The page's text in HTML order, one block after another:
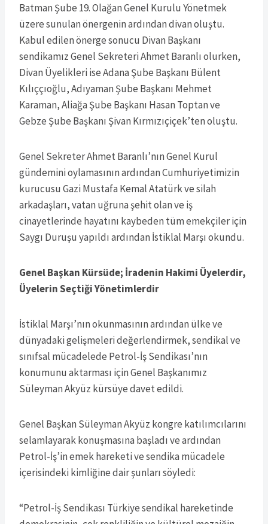
Batman Şube 19. Olağan Genel Kurulu Yönetmek
üzere sunulan önergenin ardından divan oluştu.
Kabul edilen önerge sonucu Divan Başkanı
sendikamız Genel Sekreteri Ahmet Baranlı olurken,
Divan Üyelikleri ise Adana Şube Başkanı Bülent
Kılıççıoğlu, Adıyaman Şube Başkanı Mehmet
Karaman, Aliağa Şube Başkanı Hasan Toptan ve
Gebze Şube Başkanı Şivan Kırmızıçiçek’ten oluştu.
Genel Sekreter Ahmet Baranlı’nın Genel Kurul
gündemini oylamasının ardından Cumhuriyetimizin
kurucusu Gazi Mustafa Kemal Atatürk ve silah
arkadaşları, vatan uğruna şehit olan ve iş
cinayetlerinde hayatını kaybeden tüm emekçiler için
Saygı Duruşu yapıldı ardından İstiklal Marşı okundu.
Genel Başkan Kürsüde; İradenin Hakimi Üyelerdir,
Üyelerin Seçtiği Yönetimlerdir
İstiklal Marşı’nın okunmasının ardından ülke ve
dünyadaki gelişmeleri değerlendirmek, sendikal ve
sınıfsal mücadelede Petrol-İş Sendikası’nın
konumunu aktarması için Genel Başkanımız
Süleyman Akyüz kürsüye davet edildi.
Genel Başkan Süleyman Akyüz kongre katılımcılarını
selamlayarak konuşmasına başladı ve ardından
Petrol-İş’in emek hareketi ve sendika mücadele
içerisindeki kimliğine dair şunları söyledi:
“Petrol-İş Sendikası Türkiye sendikal hareketinde